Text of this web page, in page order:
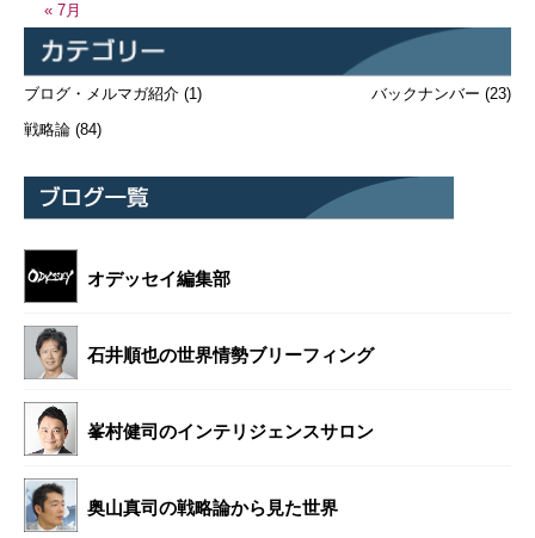
« 7月
ブログ・メルマガ紹介 (1)
戦略論 (84)
バックナンバー (23)
オデッセイ編集部
石井順也の世界情勢ブリーフィング
峯村健司のインテリジェンスサロン
奥山真司の戦略論から見た世界